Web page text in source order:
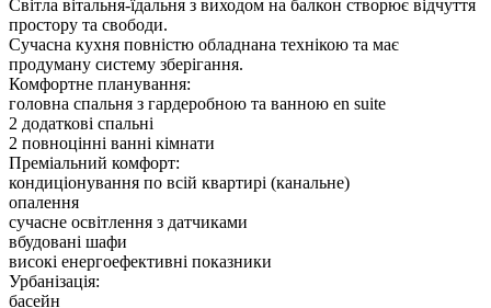
Світла вітальня-їдальня з виходом на балкон створює відчуття
простору та свободи.
Сучасна кухня повністю обладнана технікою та має
продуману систему зберігання.
Комфортне планування:
головна спальня з гардеробною та ванною en suite
2 додаткові спальні
2 повноцінні ванні кімнати
Преміальний комфорт:
кондиціонування по всій квартирі (канальне)
опалення
сучасне освітлення з датчиками
вбудовані шафи
високі енергоефективні показники
Урбанізація:
басейн